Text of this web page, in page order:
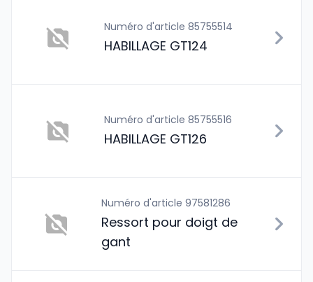
Numéro d'article 85755514
HABILLAGE GT124
Numéro d'article 85755516
HABILLAGE GT126
Numéro d'article 97581286
Ressort pour doigt de
gant